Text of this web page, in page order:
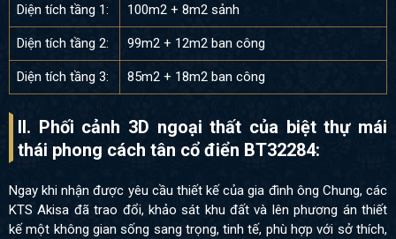
Diện tích tầng 1: 100m2 + 8m2 sảnh
Diện tích tầng 2: 99m2 + 12m2 ban công
Diện tích tầng 3: 85m2 + 18m2 ban công
II. Phối cảnh 3D ngoại thất của biệt thự mái
thái phong cách tân cổ điển BT32284:
Ngay khi nhận được yêu cầu thiết kế của gia đình ông Chung, các
KTS Akisa đã trao đổi, khảo sát khu đất và lên phương án thiết
kế một không gian sống sang trọng, tinh tế, phù hợp với sở thích,